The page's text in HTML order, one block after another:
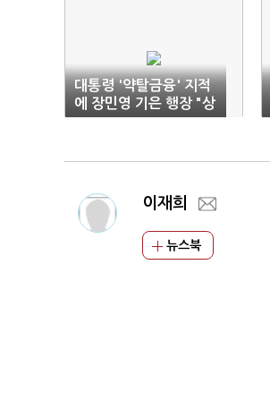
대통령 '약탈금융' 지적
에 장민영 기은 행장 "상
록수 지분 조속히 해결"
이재희
뉴스북